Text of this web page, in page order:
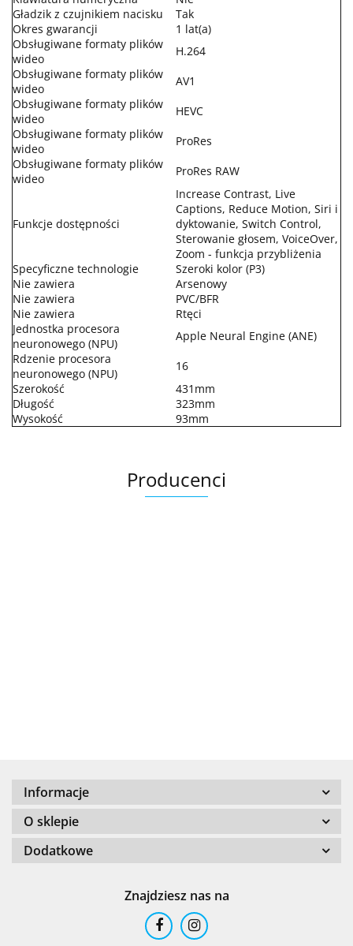
Gładzik z czujnikiem nacisku
Tak
Okres gwarancji
1 lat(a)
Obsługiwane formaty plików
wideo
H.264
Obsługiwane formaty plików
wideo
AV1
Obsługiwane formaty plików
wideo
HEVC
Obsługiwane formaty plików
wideo
ProRes
Obsługiwane formaty plików
wideo
ProRes RAW
Funkcje dostępności
Increase Contrast, Live
Captions, Reduce Motion, Siri i
dyktowanie, Switch Control,
Sterowanie głosem, VoiceOver,
Zoom - funkcja przybliżenia
Specyficzne technologie
Szeroki kolor (P3)
Nie zawiera
Arsenowy
Nie zawiera
PVC/BFR
Nie zawiera
Rtęci
Jednostka procesora
neuronowego (NPU)
Apple Neural Engine (ANE)
Rdzenie procesora
neuronowego (NPU)
16
Szerokość
431mm
Długość
323mm
Wysokość
93mm
Producenci
Informacje
O sklepie
Dodatkowe
Znajdziesz nas na